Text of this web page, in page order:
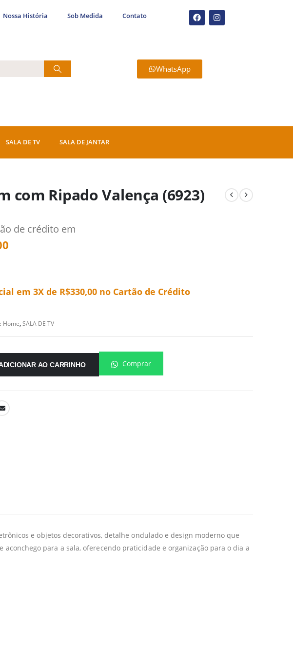
Nossa História Sob Medida Contato
WhatsApp
SALA DE TV SALA DE JANTAR
com Ripado Valença (6923)
de crédito em
em 3X de R$330,00 no Cartão de Crédito
Home,SALA DE TV
AO CARRINHO Comprar
e objetos decorativos, detalhe ondulado e design moderno que
para a sala, oferecendo praticidade e organização para o dia a